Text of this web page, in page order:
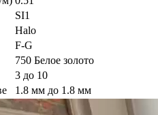
SI1
Halo
F-G
750 Белое золото
3 до 10
1.8 мм до 1.8 мм